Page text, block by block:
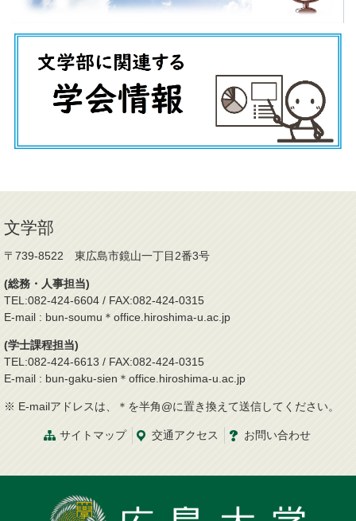
文学部
〒739-8522 東広島市鏡山一丁目2番3号
(総務・人事担当)
TEL:082-424-6604 / FAX:082-424-0315
E-mail : bun-soumu＊office.hiroshima-u.ac.jp
(学士課程担当)
TEL:082-424-6613 / FAX:082-424-0315
E-mail : bun-gaku-sien＊office.hiroshima-u.ac.jp
※ E-mailアドレスは、＊を半角@に置き換えて送信してください。
サイトマップ 交通アクセス お問い合わせ